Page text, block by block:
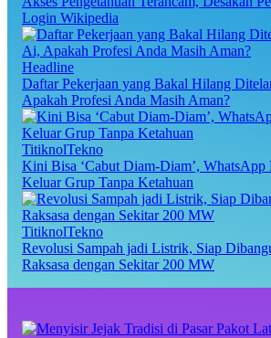
Login Wikipedia
Headline
Daftar Pekerjaan yang Bakal Hilang
Apakah Profesi Anda Masih Aman?
TitiknolTekno
Kini Bisa ‘Cabut Diam-Diam’,
Keluar Grup Tanpa Ketahuan
TitiknolTekno
Revolusi Sampah jadi Listrik, Siap
Raksasa dengan Sekitar 200 MW